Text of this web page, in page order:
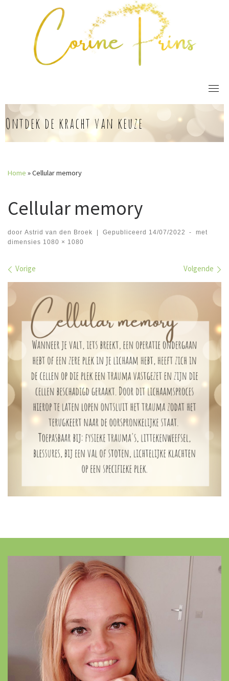
Ontdek de kracht van keuze
Home »Cellular memory
Cellular memory
door Astrid van den Broek Gepubliceerd 14/07/2022 -
met
dimensies 1080 × 1080
Afbeeldingen navigatie
Vorige Volgende